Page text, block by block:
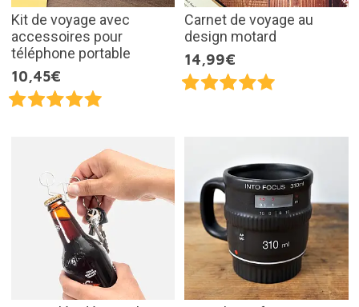
Kit de voyage avec
accessoires pour
téléphone portable
10,45€
Carnet de voyage au
design motard
14,99€